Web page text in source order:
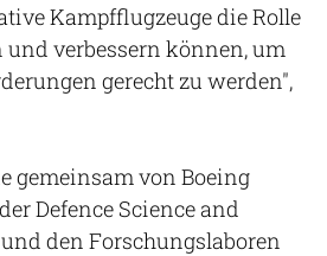
Kampfflugzeuge die Rolle
verbessern können, um
gerecht zu werden",
gemeinsam von Boeing
Defence Science and
den Forschungslaboren